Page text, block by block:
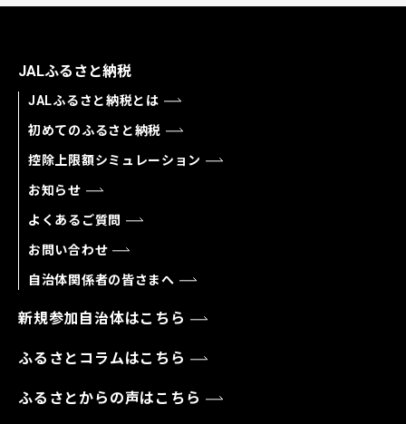
JALふるさと納税
JALふるさと納税とは
初めてのふるさと納税
控除上限額シミュレーション
お知らせ
よくあるご質問
お問い合わせ
自治体関係者の皆さまへ
新規参加自治体はこちら
ふるさとコラムはこちら
ふるさとからの声はこちら